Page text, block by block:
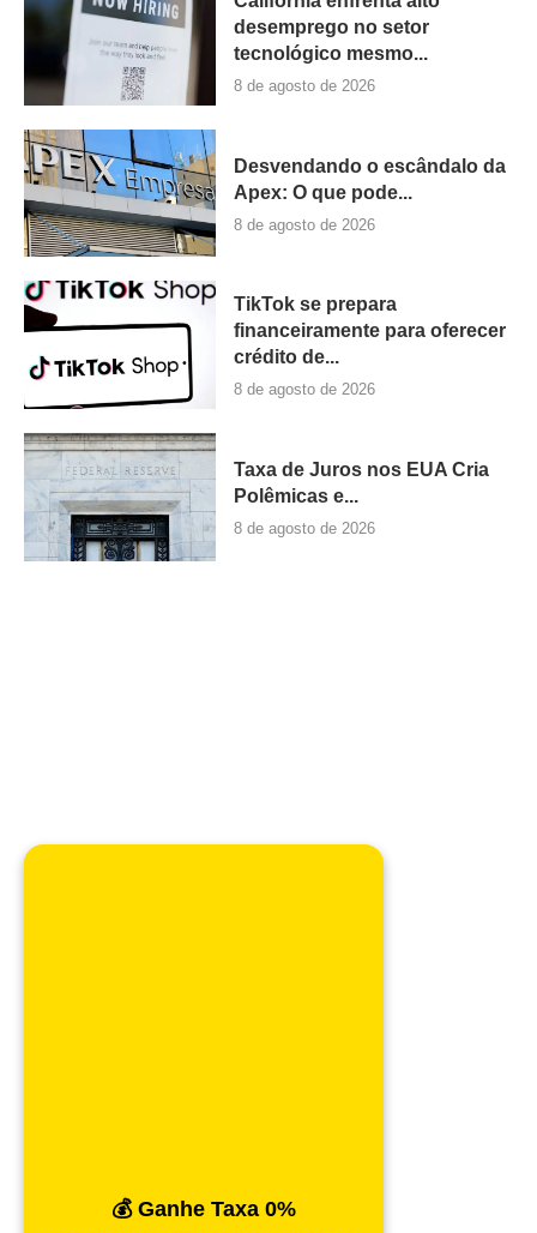
desemprego no setor
tecnológico mesmo...
8 de agosto de 2026
Desvendando o escândalo da
Apex: O que pode...
8 de agosto de 2026
TikTok se prepara
financeiramente para oferecer
crédito de...
8 de agosto de 2026
Taxa de Juros nos EUA Cria
Polêmicas e...
8 de agosto de 2026
💰 Ganhe Taxa 0%